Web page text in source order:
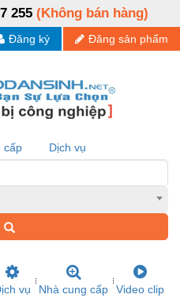
255 (Không bán hàng)
Đăng sản phẩm
Đăng ký
cấp Dịch vụ
vụ Nhà cung cấp Video clip